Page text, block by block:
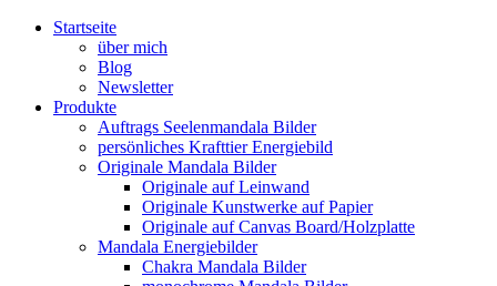
Startseite
über mich
Blog
Newsletter
Produkte
Auftrags Seelenmandala Bilder
persönliches Krafttier Energiebild
Originale Mandala Bilder
Originale auf Leinwand
Originale Kunstwerke auf Papier
Originale auf Canvas Board/Holzplatte
Mandala Energiebilder
Chakra Mandala Bilder